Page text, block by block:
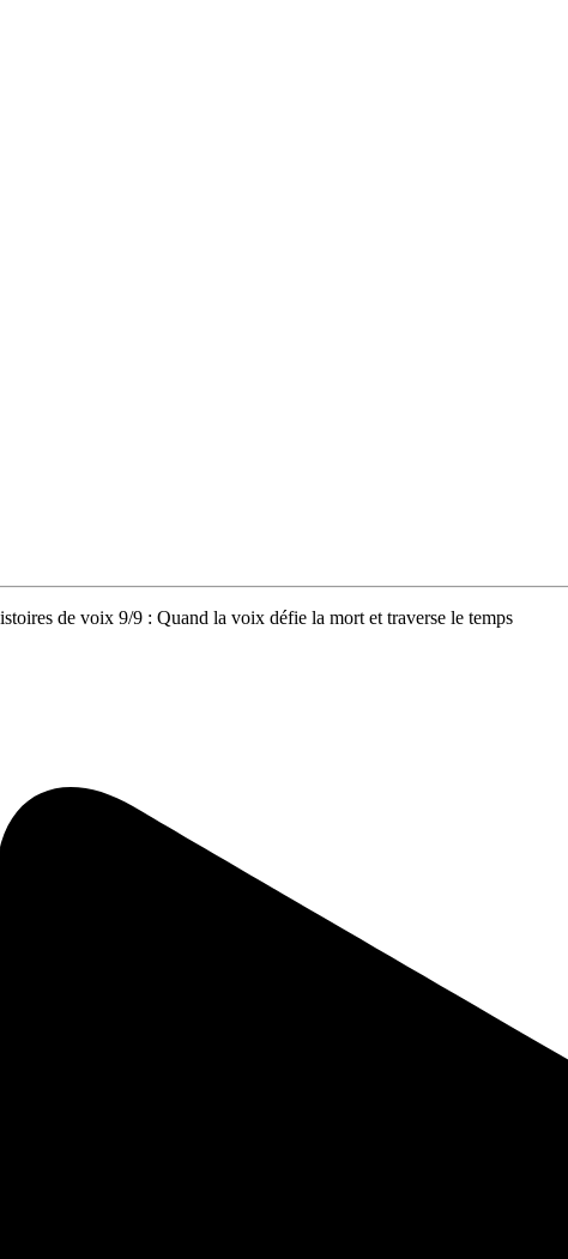
de voix 9/9 : Quand la voix défie la mort et traverse le temps